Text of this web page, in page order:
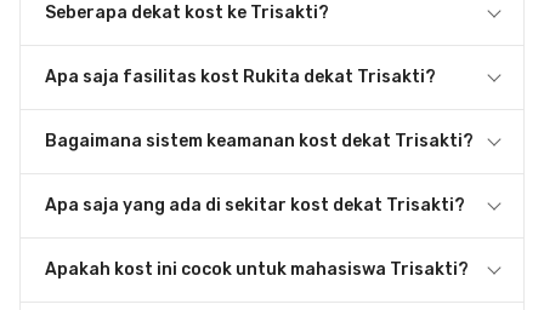
Seberapa dekat kost ke Trisakti?
Apa saja fasilitas kost Rukita dekat Trisakti?
Bagaimana sistem keamanan kost dekat Trisakti?
Apa saja yang ada di sekitar kost dekat Trisakti?
Apakah kost ini cocok untuk mahasiswa Trisakti?